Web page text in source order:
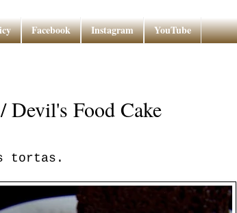
Facebook Instagram YouTube
Devil's Food Cake
tortas.